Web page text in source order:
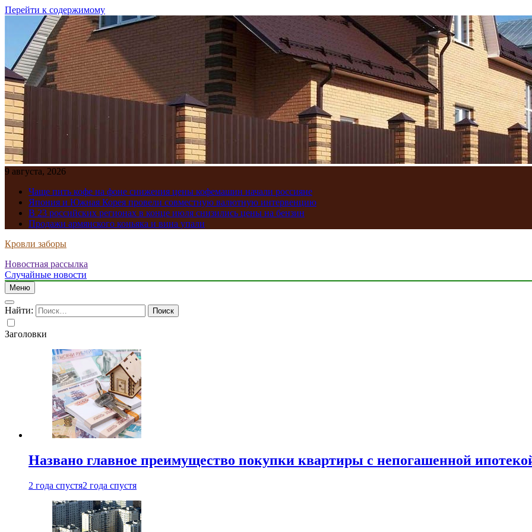
Перейти к содержимому
9 августа, 2026
Чаще пить кофе на фоне снижения цены кофемашин начали россияне
Япония и Южная Корея провели совместную валютную интервенцию
В 23 российских регионах в конце июля снизились цены на бензин
Продажи армянского коньяка и вина упали
Кровли заборы
Новостная рассылка
Случайные новости
Меню
Найти:
Заголовки
Названо главное преимущество покупки квартиры с непогашенной
2 года спустя2 года спустя